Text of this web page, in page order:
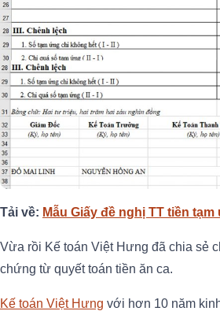
Tải về: Mẫu Giấy đề nghị TT tiền tạm
Vừa rồi Kế toán Việt Hưng đã chia sẻ
chứng từ quyết toán tiền ăn ca.
Kế toán Việt Hưng với hơn 10 năm